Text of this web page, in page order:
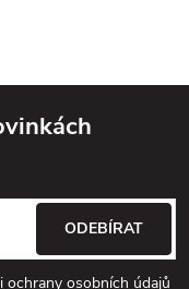
ochrany osobních údajů
ODEBÍRAT